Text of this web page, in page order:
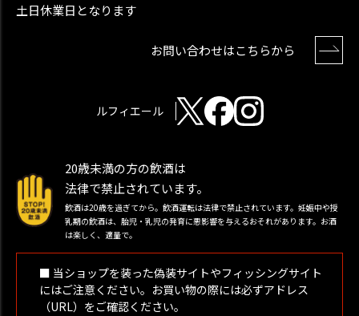
土日休業日となります
お問い合わせはこちらから
ルフィエール
20歳未満の方の飲酒は
法律で禁止されています。
飲酒は20歳を過ぎてから。飲酒運転は法律で禁止されています。妊娠中や授
乳期の飲酒は、胎児・乳児の発育に悪影響を与えるおそれがあります。お酒
は楽しく、適量で。
■ 当ショップを装った偽装サイトやフィッシングサイト
にはご注意ください。お買い物の際には必ずアドレス
（URL）をご確認ください。